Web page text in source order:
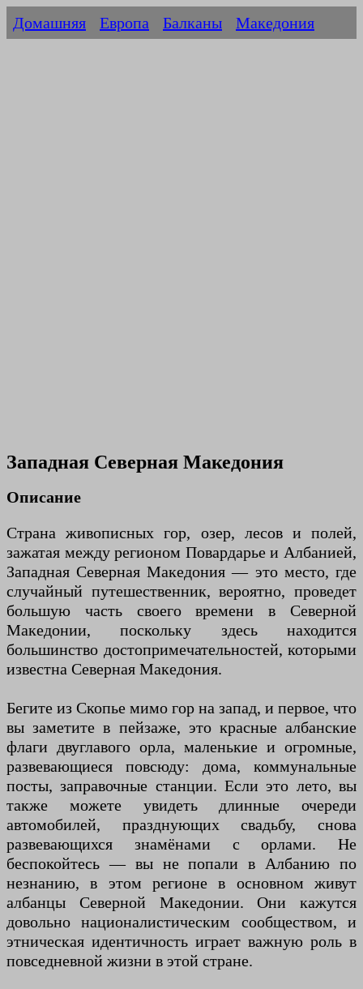
Домашняя Европа Балканы Македония
Западная Северная Македония
Описание
Страна живописных гор, озер, лесов и полей,
зажатая между регионом Повардарье и Албанией,
Западная Северная Македония — это место, где
случайный путешественник, вероятно, проведет
большую часть своего времени в Северной
Македонии, поскольку здесь находится
большинство достопримечательностей, которыми
известна Северная Македония.
Бегите из Скопье мимо гор на запад, и первое, что
вы заметите в пейзаже, это красные албанские
флаги двуглавого орла, маленькие и огромные,
развевающиеся повсюду: дома, коммунальные
посты, заправочные станции. Если это лето, вы
также можете увидеть длинные очереди
автомобилей, празднующих свадьбу, снова
развевающихся знамёнами с орлами. Не
беспокойтесь — вы не попали в Албанию по
незнанию, в этом регионе в основном живут
албанцы Северной Македонии. Они кажутся
довольно националистическим сообществом, и
этническая идентичность играет важную роль в
повседневной жизни в этой стране.